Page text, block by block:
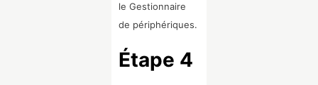
le Gestionnaire
de périphériques.
Étape 4